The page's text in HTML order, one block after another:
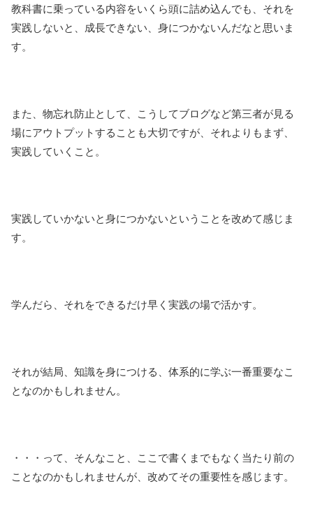
教科書に乗っている内容をいくら頭に詰め込んでも、それを
実践しないと、成長できない、身につかないんだなと思いま
す。
また、物忘れ防止として、こうしてブログなど第三者が見る
場にアウトプットすることも大切ですが、それよりもまず、
実践していくこと。
実践していかないと身につかないということを改めて感じま
す。
学んだら、それをできるだけ早く実践の場で活かす。
それが結局、知識を身につける、体系的に学ぶ一番重要なこ
となのかもしれません。
・・・って、そんなこと、ここで書くまでもなく当たり前の
ことなのかもしれませんが、改めてその重要性を感じます。